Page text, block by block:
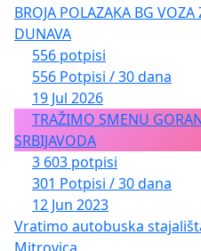
BROJA POLAZAKA BG VOZA
DUNAVA
556 potpisi
556 Potpisi / 30 dana
19 Jul 2026
TRAŽIMO SMENU
SRBIJAVODA
3 603 potpisi
301 Potpisi / 30 dana
12 Jun 2023
Vratimo autobuska